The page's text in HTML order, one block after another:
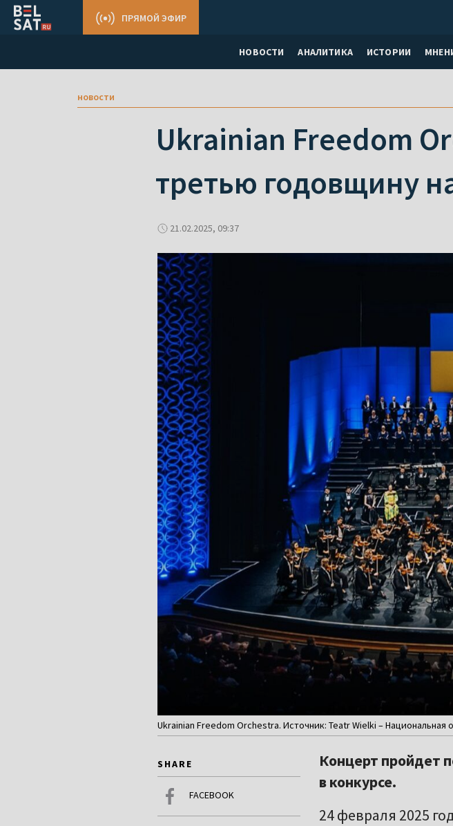
НОВОСТИ АНАЛИТИКА ИСТОРИИ
ПРЯМОЙ ЭФИР
новости
Ukrainian Freedom
третью годовщину
21.02.2025, 09:37
Ukrainian Freedom Orchestra. Источник: Teatr Wielki – Национальная
SHARE
FACEBOOK
Концерт пройдет
в конкурсе.
24 февраля 2025